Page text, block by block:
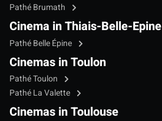
Pathé Brumath
Cinema in Thiais-Belle-Epine
Pathé Belle Épine
Cinemas in Toulon
Pathé Toulon
Pathé La Valette
Cinemas in Toulouse